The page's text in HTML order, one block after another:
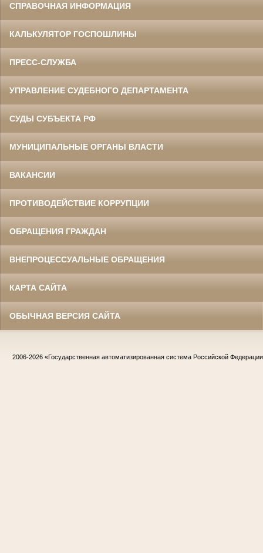
СПРАВОЧНАЯ ИНФОРМАЦИЯ
КАЛЬКУЛЯТОР ГОСПОШЛИНЫ
ПРЕСС-СЛУЖБА
УПРАВЛЕНИЕ СУДЕБНОГО ДЕПАРТАМЕНТА
СУДЫ СУБЪЕКТА РФ
МУНИЦИПАЛЬНЫЕ ОРГАНЫ ВЛАСТИ
ВАКАНСИИ
ПРОТИВОДЕЙСТВИЕ КОРРУПЦИИ
ОБРАЩЕНИЯ ГРАЖДАН
ВНЕПРОЦЕССУАЛЬНЫЕ ОБРАЩЕНИЯ
КАРТА САЙТА
ОБЫЧНАЯ ВЕРСИЯ САЙТА
2006-2026 «Государственная автоматизированная система Российской